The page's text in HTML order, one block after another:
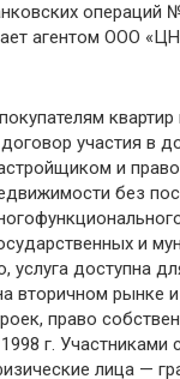
операций
агентом ООО
участия в
и
без
и
доступна
вторичном рынке
право
г.
лица —